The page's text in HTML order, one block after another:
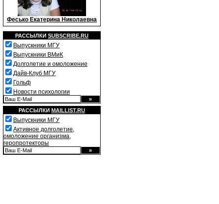
Фесько Екатерина Николаевна
РАССЫЛКИ SUBSCRIBE.RU
Выпускники МГУ
Выпускники ВМиК
Долголетие и омоложение
Дайв-Клуб МГУ
Гольф
Новости психологии
РАССЫЛКИ MAILLIST.RU
Выпускники МГУ
Активное долголетие,
омоложение организма,
геропротекторы